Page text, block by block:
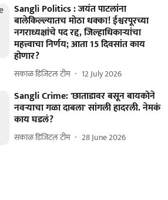
Sangli Politics : जयंत पाटलांना
बालेकिल्ल्यातच मोठा धक्का! ईश्वरपूरच्या
नगराध्यक्षांचे पद रद्द, जिल्हाधिकाऱ्यांचा
महत्त्वाचा निर्णय; आता 15 दिवसांत काय
होणार?
सकाळ डिजिटल टीम 12 July 2026
Sangli Crime: 'छाताडावर बसून बायकोने
नवऱ्याचा गळा दाबला' सांगली हादरली. नेमकं
काय घडलं?
सकाळ डिजिटल टीम 28 June 2026